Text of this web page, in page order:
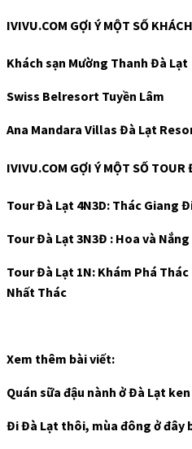
IVIVU.COM GỢI Ý MỘT SỐ
Khách sạn Mường Thanh Đà Lạt
Swiss Belresort Tuyền Lâm
Ana Mandara Villas Đà Lạt
IVIVU.COM GỢI Ý MỘT SỐ TOUR
Tour Đà Lạt 4N3D: Thác Giang
Tour Đà Lạt 3N3Đ : Hoa và Nắng
Tour Đà Lạt 1N: Khám Phá
Nhất Thác
Xem thêm bài viết:
Quán sữa đậu nành ở Đà Lạt
Đi Đà Lạt thôi, mùa đông ở đây